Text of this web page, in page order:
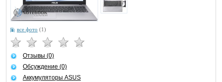
все фото (1)
Отзывы (0)
Обсуждение (0)
Аккумуляторы ASUS